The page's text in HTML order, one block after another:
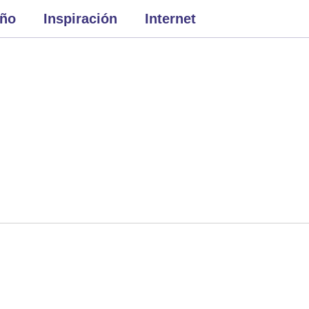
Inspiración Internet